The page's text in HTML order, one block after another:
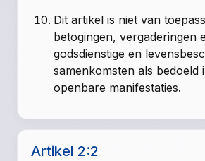
Dit artikel is niet van
betogingen, vergaderingen
godsdienstige en
samenkomsten als bedoeld
openbare manifestaties.
Artikel 2:2